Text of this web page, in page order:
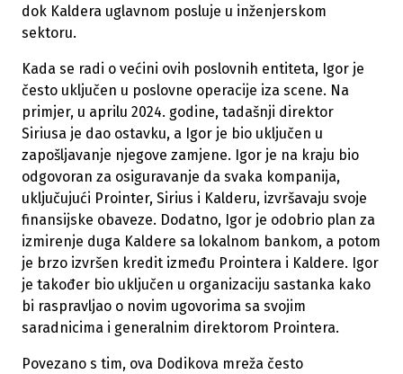
dok Kaldera uglavnom posluje u inženjerskom
sektoru.
Kada se radi o većini ovih poslovnih entiteta, Igor je
često uključen u poslovne operacije iza scene. Na
primjer, u aprilu 2024. godine, tadašnji direktor
Siriusa je dao ostavku, a Igor je bio uključen u
zapošljavanje njegove zamjene. Igor je na kraju bio
odgovoran za osiguravanje da svaka kompanija,
uključujući Prointer, Sirius i Kalderu, izvršavaju svoje
finansijske obaveze. Dodatno, Igor je odobrio plan za
izmirenje duga Kaldere sa lokalnom bankom, a potom
je brzo izvršen kredit između Prointera i Kaldere. Igor
je također bio uključen u organizaciju sastanka kako
bi raspravljao o novim ugovorima sa svojim
saradnicima i generalnim direktorom Prointera.
Povezano s tim, ova Dodikova mreža često